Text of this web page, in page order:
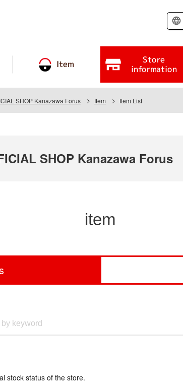
Item Store
information
SHOP Kanazawa Forus Item Item List
SHOP Kanazawa Forus
item
stock status of the store.